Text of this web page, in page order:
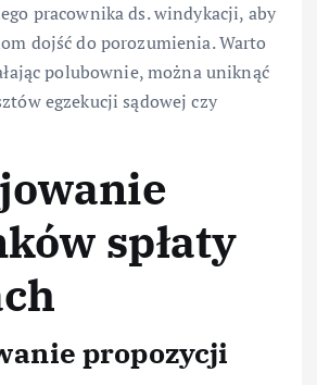
pracownika ds. windykacji, aby
dojść do porozumienia. Warto
polubownie, można uniknąć
egzekucji sądowej czy
spłaty
propozycji